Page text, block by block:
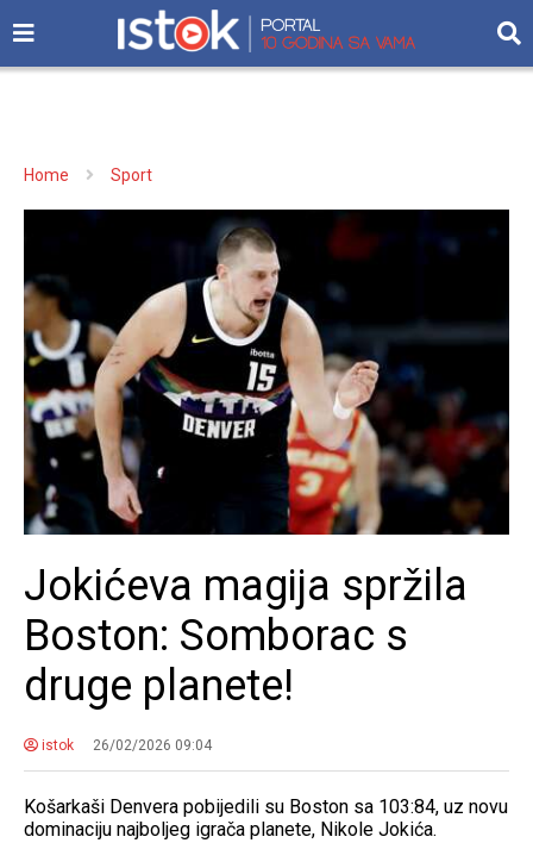
Home Sport
Jokićeva magija spržila
Boston: Somborac s
druge planete!
istok 26/02/2026 09:04
Košarkaši Denvera pobijedili su Boston sa 103:84, uz novu
dominaciju najboljeg igrača planete, Nikole Jokića.